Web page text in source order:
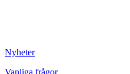
Nyheter